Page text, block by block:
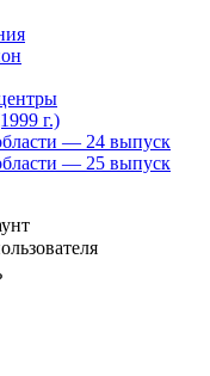
г.)
— 24 выпуск
— 25 выпуск